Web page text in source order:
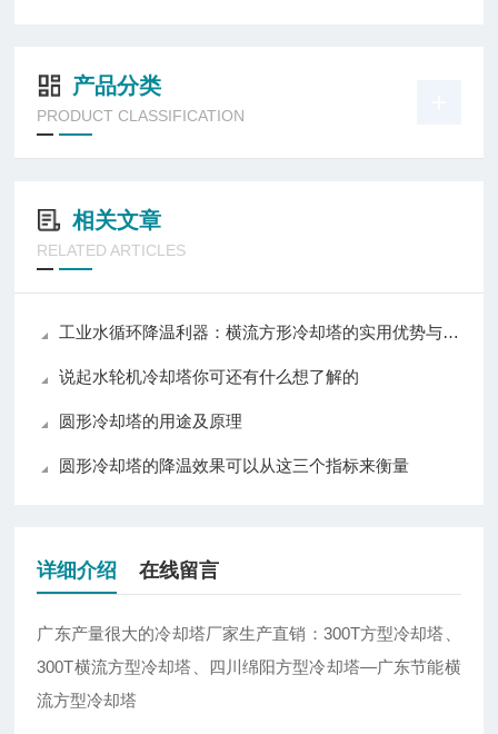
产品分类
PRODUCT CLASSIFICATION
相关文章
RELATED ARTICLES
工业水循环降温利器：横流方形冷却塔的实用优势与普及价值
说起水轮机冷却塔你可还有什么想了解的
圆形冷却塔的用途及原理
圆形冷却塔的降温效果可以从这三个指标来衡量
详细介绍 在线留言
广东产量很大的冷却塔厂家生产直销：300T方型冷却塔、
300T横流方型冷却塔、
四川绵阳方型冷却塔—广东节能横
流方型冷却塔